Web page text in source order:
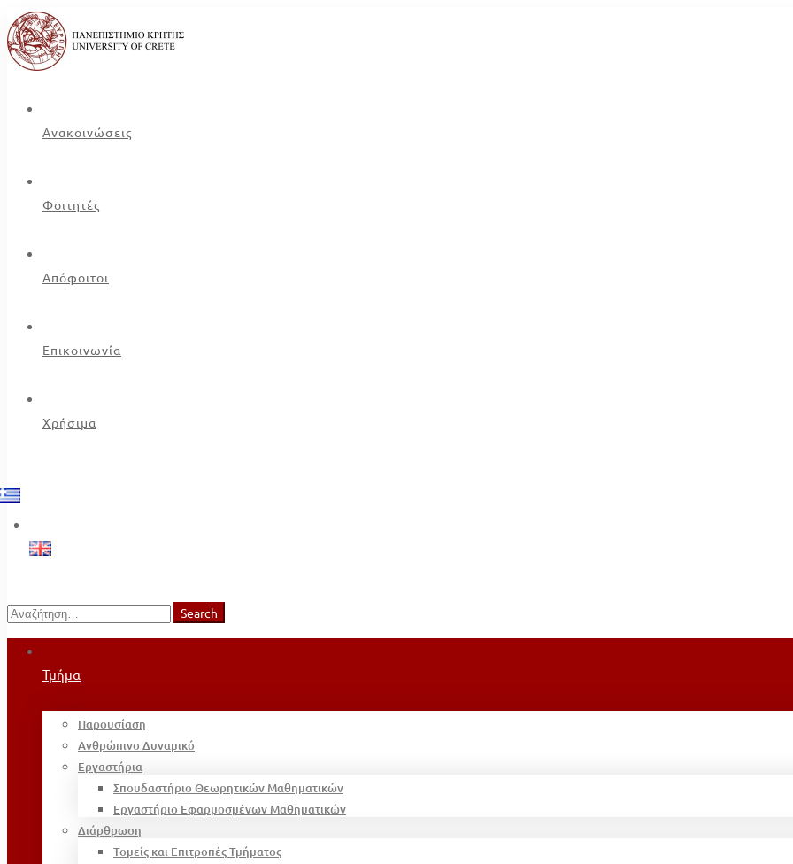
Ανακοινώσεις
Φοιτητές
Απόφοιτοι
Επικοινωνία
Χρήσιμα
Search
for:
Search
Τμήμα
Παρουσίαση
Ανθρώπινο Δυναμικό
Εργαστήρια
Σπουδαστήριο Θεωρητικών Μαθηματικών
Εργαστήριο Εφαρμοσμένων Μαθηματικών
Διάρθρωση
Τομείς και Επιτροπές Τμήματος